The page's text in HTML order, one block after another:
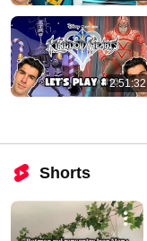
2:51:32
Shorts